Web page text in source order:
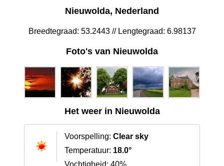
Nieuwolda, Nederland
Breedtegraad: 53.2443 // Lengtegraad: 6.98137
Foto's van Nieuwolda
Het weer in Nieuwolda
Voorspelling: Clear sky
Temperatuur: 18.0°